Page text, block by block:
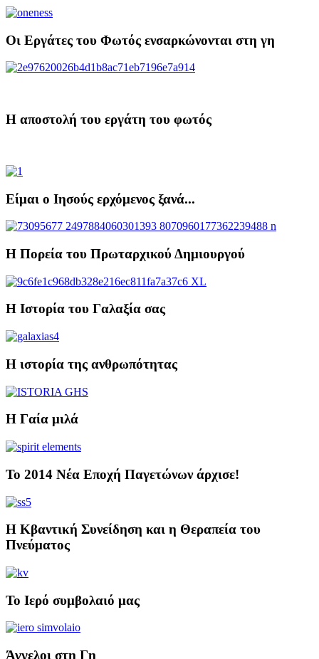
Οι Εργάτες του Φωτός ενσαρκώνονται στη γη
H αποστολή του εργάτη του φωτός
Είμαι ο Ιησούς ερχόμενος ξανά...
Η Πορεία του Πρωταρχικού Δημιουργού
Η Ιστορία του Γαλαξία σας
Η ιστορία της ανθρωπότητας
Η Γαία μιλά
Το 2014 Νέα Εποχή Παγετώνων άρχισε!
Η Κβαντική Συνείδηση και η Θεραπεία του
Πνεύματος
Το Ιερό συμβολαιό μας
Άγγελοι στη Γη